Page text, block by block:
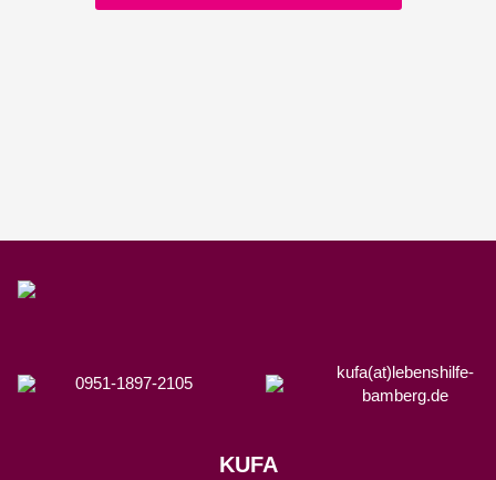
0951-1897-2105
kufa(at)lebenshilfe-
bamberg.de
KUFA